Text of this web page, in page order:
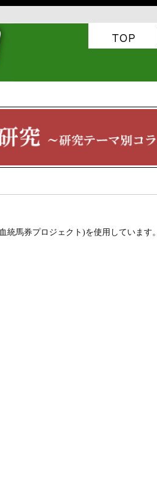
馬券プロジェクト)を使用しています。